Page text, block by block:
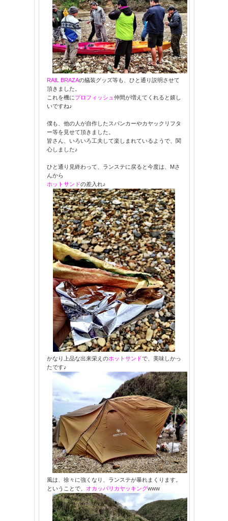
RAIL BRAZAの艤装グッズ等も、ひと通り説明させて
頂きました。
これを機にプロフィッシュ 仲間が増えてくれると嬉し
いですね♪
僕も、他の人が自作したスパンカーやカヤックリフタ
ー等を見せて頂きました。
皆さん、いろいろ工夫して楽しまれているようで、関
心しました♪
ひと通り見終わって、ランステに戻ると今度は、Mさ
んから
ホットサンドの差入れ♪
かなり上品な出来栄えのホットサンドで、美味しかっ
たです♪
風は、徐々に強くなり、ランステが暴れまくります。
ということで、
オカッパリカヤッキングwww